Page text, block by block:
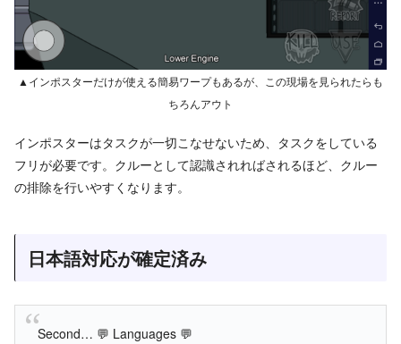
▲インポスターだけが使える簡易ワープもあるが、この現場を見られたらも
ちろんアウト
インポスターはタスクが一切こなせないため、タスクをしている
フリが必要です。クルーとして認識されればされるほど、クルー
の排除を行いやすくなります。
日本語対応が確定済み
Second… 💬 Languages 💬